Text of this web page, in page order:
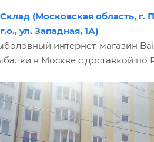
Склад (Московская область,
г.о., ул. Западная, 1А)
интернет-магазин
в Москве с доставкой по